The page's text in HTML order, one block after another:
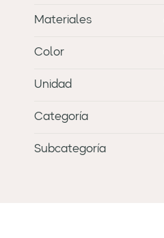
Materiales
Color
Unidad
Categoría
Subcategoría